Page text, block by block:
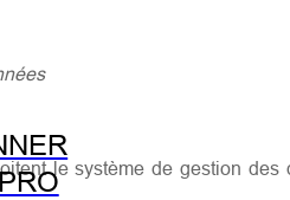
le système de gestion